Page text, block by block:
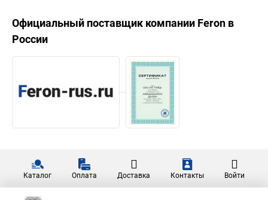
Официальный поставщик компании Feron в
России
Каталог Оплата Доставка Контакты Войти